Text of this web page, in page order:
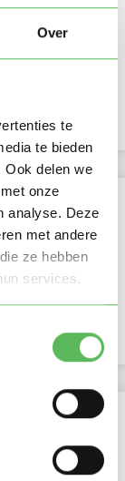
Over
te
te bieden
Ook delen we
onze
analyse. Deze
met andere
ze hebben
services.
01-08-2026
07-04-2026
27-07-2026